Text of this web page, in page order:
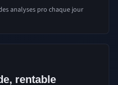
analyses pro chaque jour
rentable